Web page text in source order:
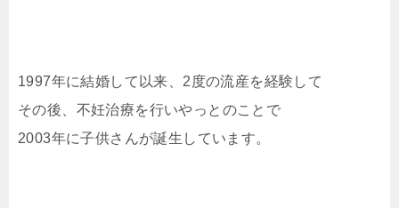
1997年に結婚して以来、2度の流産を経験して
その後、不妊治療を行いやっとのことで
2003年に子供さんが誕生しています。